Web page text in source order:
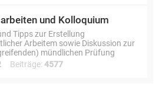
und Kolloquium
Tipps zur Erstellung
Arbeitem sowie Diskussion zur
mündlichen Prüfung
Beiträge: 4577